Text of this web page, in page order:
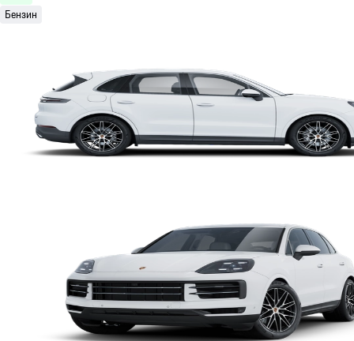
Бензин